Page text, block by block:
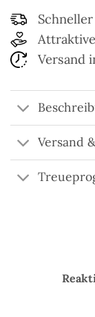
Versand
Versand